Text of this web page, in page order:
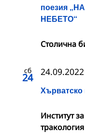
поезия
НЕБЕТО“
Столична
сб
24
Хърватско
Институт